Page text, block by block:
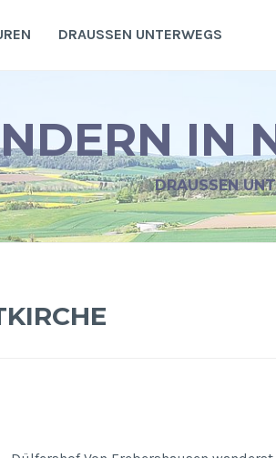
DRAUSSEN UNTERWEGS
IN
DRAUSSEN